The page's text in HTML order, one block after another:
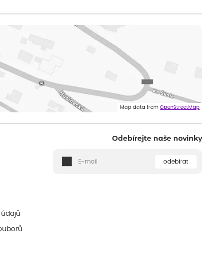
Map data from OpenStreetMap
Odebírejte naše novinky
odebírat